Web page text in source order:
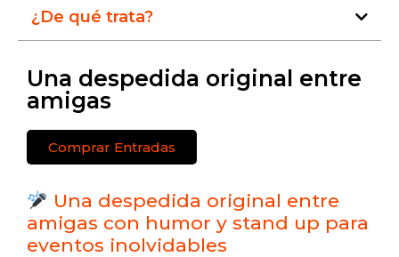
¿De qué trata?
Una despedida original entre
amigas
Comprar Entradas
Una despedida original entre
amigas con humor y stand up para
eventos inolvidables